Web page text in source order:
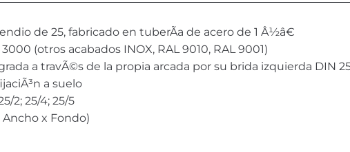
de 25, fabricado en tuberÃ­a de acero de 1 Â½â€
(otros acabados INOX, RAL 9010, RAL 9001)
a travÃ©s de la propia arcada por su brida izquierda DIN
a suelo
2; 25/4; 25/5
Ancho x Fondo)